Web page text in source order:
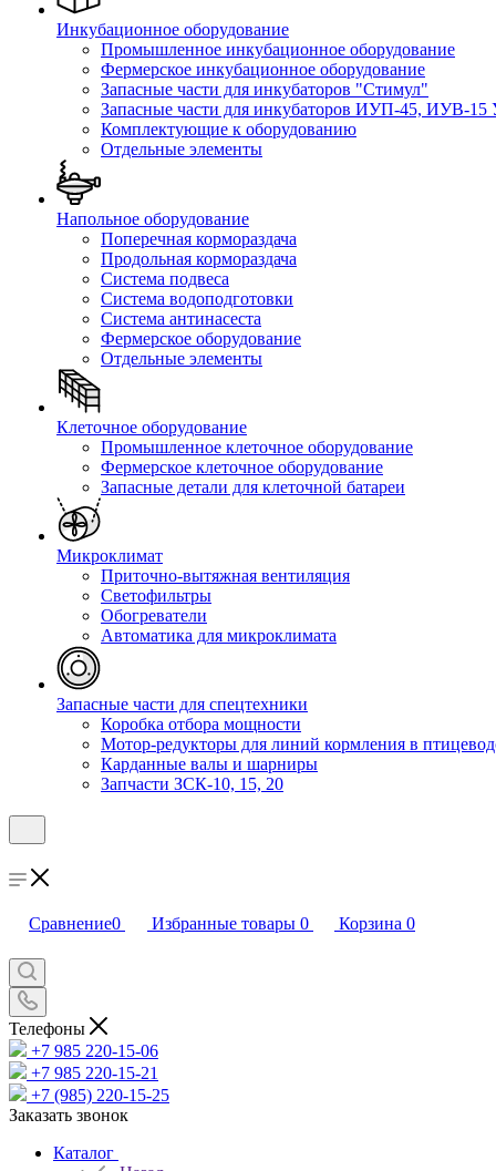
Инкубационное оборудование
Промышленное инкубационное оборудование
Фермерское инкубационное оборудование
Запасные части для инкубаторов "Стимул"
Запасные части для инкубаторов ИУП-45, ИУВ-15
Комплектующие к оборудованию
Отдельные элементы
Напольное оборудование
Поперечная кормораздача
Продольная кормораздача
Система подвеса
Система водоподготовки
Система антинасеста
Фермерское оборудование
Отдельные элементы
Клеточное оборудование
Промышленное клеточное оборудование
Фермерское клеточное оборудование
Запасные детали для клеточной батареи
Микроклимат
Приточно-вытяжная вентиляция
Светофильтры
Обогреватели
Автоматика для микроклимата
Запасные части для спецтехники
Коробка отбора мощности
Мотор-редукторы для линий кормления в
Карданные валы и шарниры
Запчасти ЗСК-10, 15, 20
Сравнение0 Избранные товары 0 Корзина 0
Телефоны
+7 985 220-15-06
+7 985 220-15-21
+7 (985) 220-15-25
Заказать звонок
Каталог